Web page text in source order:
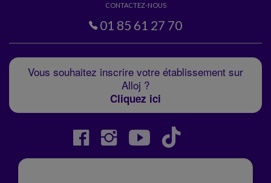
CONTACTEZ-NOUS
01 85 61 27 70
Vous souhaitez inscrire votre établissement sur
Alloj ?
Cliquez ici